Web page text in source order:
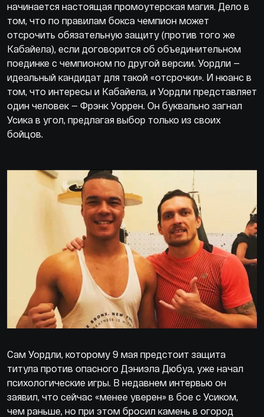
начинается настоящая промоутерская магия. Дело в
том, что по правилам бокса чемпион может
отсрочить обязательную защиту (против того же
Кабайела), если договорится об объединительном
поединке с чемпионом по другой версии. Уордли —
идеальный кандидат для такой «отсрочки». И нюанс в
том, что интересы и Кабайела, и Уордли представляет
один человек — Фрэнк Уоррен. Он буквально загнал
Усика в угол, предлагая выбор только из своих
бойцов.
Сам Уордли, которому 9 мая предстоит защита
титула против опасного Дэниэла Дюбуа, уже начал
психологические игры. В недавнем интервью он
заявил, что сейчас «менее уверен» в бое с Усиком,
чем раньше, но при этом бросил камень в огород